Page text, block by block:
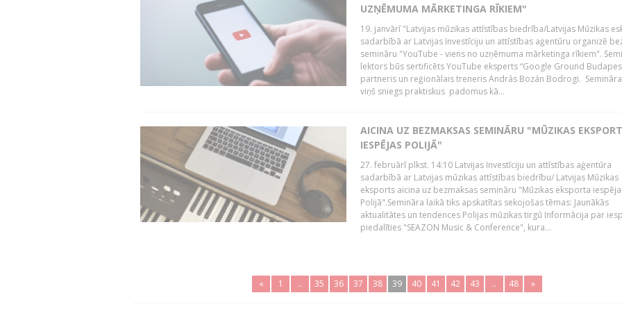
UZŅĒMUMA MĀRKETINGA RĪKIEM"
19. janvārī "Latvijas mūzikas attīstības biedrība/Latvijas Mūzikas
sadarbībā ar Latvijas Investīciju un attīstības aģentūru organizē
semināru "YouTube - viens no uzņēmuma mārketinga rīkiem".
lektors būs sertificēts YouTube eksperts “Google Ground
partneris un reģionālais treneris András Bozán Bodrogi.
viņš sniegs praktiskus padomus kā...
AICINA UZ BEZMAKSAS SEMINĀRU "MŪZIKAS
IESPĒJAS POLIJĀ"
27. februārī plkst. 14:10 Latvijas Investīciju un attīstības aģentūra
sadarbībā ar Latvijas mūzikas attīstības biedrību/ Latvijas Mūzikas
eksports aicina uz bezmaksas semināru "Mūzikas eksporta
Polijā".Semināra laikā tiks apskatītas sekojošas tēmas: Jaunākās
aktualitātes un tendences Polijas mūzikas tirgū Informācija par
piedalīties "SEAZON Music & Conference", kura...
« 1 .. 35 36 37 38 39 40 41 42 43 .. 48 »